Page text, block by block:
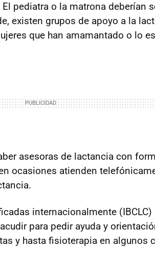
El pediatra o la matrona deberían
existen grupos de apoyo a la
que han amamantado o lo
asesoras de lactancia con
ocasiones atienden
internacionalmente (IBCLC)
para pedir ayuda y
y hasta fisioterapia en algunos